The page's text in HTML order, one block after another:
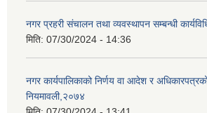
नगर प्रहरी संचालन तथा व्यवस्थापन सम्बन्धी
मिति: 07/30/2024 - 14:36
नगर कार्यपालिकाको निर्णय वा आदेश र
नियमावली,२०७४